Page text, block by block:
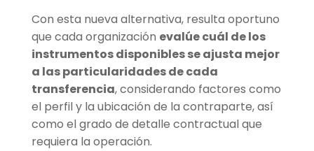
Con esta nueva alternativa, resulta oportuno
que cada organización evalúe cuál de los
instrumentos disponibles se ajusta mejor
a las particularidades de cada
transferencia, considerando factores como
el perfil y la ubicación de la contraparte, así
como el grado de detalle contractual que
requiera la operación.